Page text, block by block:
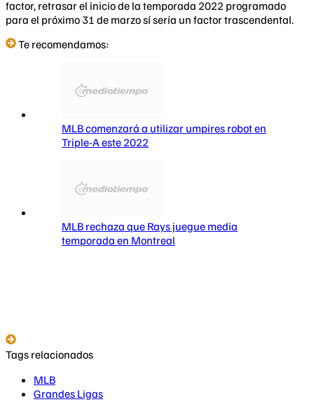
factor, retrasar el inicio de la temporada 2022 programado
para el próximo 31 de marzo sí sería un factor trascendental.
Te recomendamos:
MLB comenzará a utilizar umpires robot en
Triple-A este 2022
MLB rechaza que Rays juegue media
temporada en Montreal
Tags relacionados
MLB
Grandes Ligas